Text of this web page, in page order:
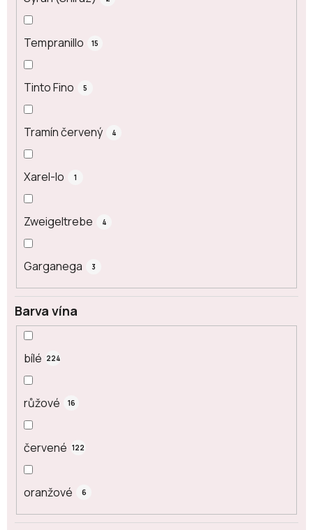
Tempranillo 15
Tinto Fino 5
Tramín červený 4
Xarel-lo 1
Zweigeltrebe 4
Garganega 3
Barva vína
bílé 224
růžové 16
červené 122
oranžové 6